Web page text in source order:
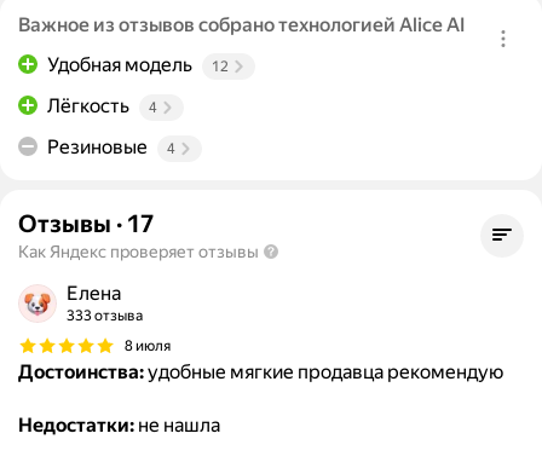
Важное из отзывов собрано технологией Alice AI
Удобная модель
12
Лёгкость 4
Резиновые 4
Отзывы · 17
Как Яндекс проверяет отзывы
Елена
333 отзыва
8 июля
Достоинства:удобные мягкие продавца рекомендую
Недостатки: не нашла